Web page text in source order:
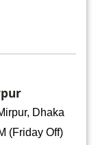
Dhaka
(Friday Off)